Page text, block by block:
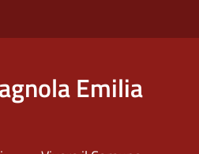
Emilia